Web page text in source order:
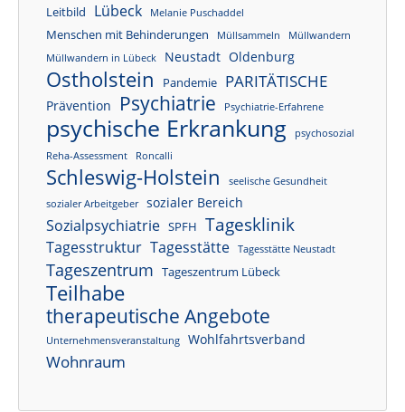
Leitbild Lübeck Melanie Puschaddel
Menschen mit Behinderungen Müllsammeln
Müllwandern
Müllwandern in Lübeck
Neustadt Oldenburg
Ostholstein Pandemie PARITÄTISCHE
Prävention Psychiatrie Psychiatrie-Erfahrene
psychische Erkrankung
psychosozial
Reha-Assessment
Roncalli
Schleswig-Holstein
seelische Gesundheit
sozialer Arbeitgeber
sozialer Bereich
Sozialpsychiatrie SPFH Tagesklinik
Tagesstruktur Tagesstätte Tagesstätte Neustadt
Tageszentrum Tageszentrum Lübeck
Teilhabe
therapeutische Angebote
Unternehmensveranstaltung Wohlfahrtsverband
Wohnraum